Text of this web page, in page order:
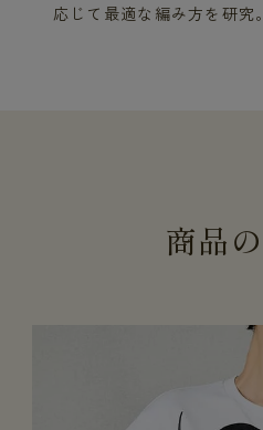
応じて最適な編み方を研究。
商品の